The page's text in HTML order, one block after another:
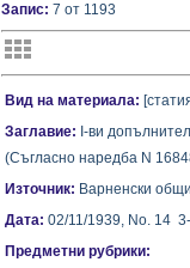
Запис: 7 от 1193
Вид на материала:
Заглавие: I-ви
(Съгласно наредба N
Източник: Варненски
Дата: 02/11/1939, No. 14
Предметни рубрики: